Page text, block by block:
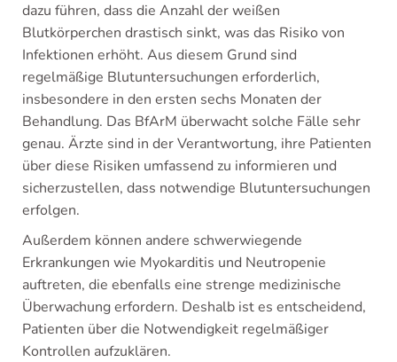
dazu führen, dass die Anzahl der weißen
Blutkörperchen drastisch sinkt, was das Risiko von
Infektionen erhöht. Aus diesem Grund sind
regelmäßige Blutuntersuchungen erforderlich,
insbesondere in den ersten sechs Monaten der
Behandlung. Das BfArM überwacht solche Fälle sehr
genau. Ärzte sind in der Verantwortung, ihre Patienten
über diese Risiken umfassend zu informieren und
sicherzustellen, dass notwendige Blutuntersuchungen
erfolgen.
Außerdem können andere schwerwiegende
Erkrankungen wie Myokarditis und Neutropenie
auftreten, die ebenfalls eine strenge medizinische
Überwachung erfordern. Deshalb ist es entscheidend,
Patienten über die Notwendigkeit regelmäßiger
Kontrollen aufzuklären.